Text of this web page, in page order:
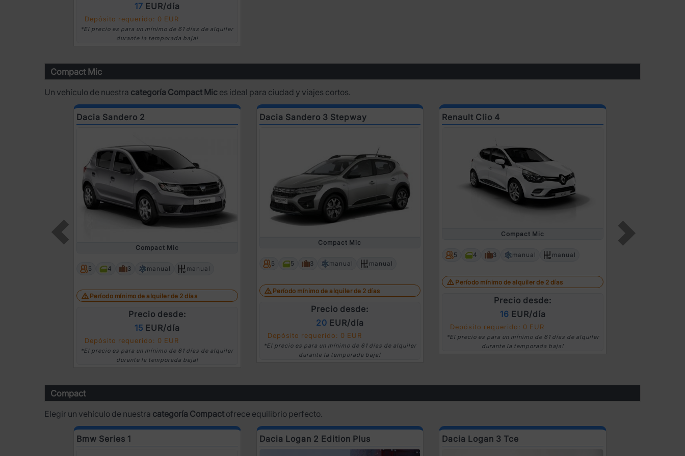
17 EUR/día
Depósito requerido: 0 EUR
*El precio es para un mínimo de 61 días de alquiler
durante la temporada baja!
Compact Mic
Un vehículo de nuestra categoría Compact Mic es ideal para ciudad y viajes cortos.
Dacia Sandero 2
Compact Mic
5 4 3 manual manual
Período mínimo de alquiler de 2 días
Precio desde:
15 EUR/día
Depósito requerido: 0 EUR
*El precio es para un mínimo de 61 días de alquiler
durante la temporada baja!
Dacia Sandero 3 Stepway
Compact Mic
5 5 3 manual manual
Período mínimo de alquiler de 2 días
Precio desde:
20 EUR/día
Depósito requerido: 0 EUR
*El precio es para un mínimo de 61 días de alquiler
durante la temporada baja!
Renault Clio 4
Compact Mic
5 4 3 manual manual
Período mínimo de alquiler de 2 días
Precio desde:
16 EUR/día
Depósito requerido: 0 EUR
*El precio es para un mínimo de 61 días de alquiler
durante la temporada baja!
Prev
Compact
Elegir un vehículo de nuestra categoría Compact ofrece equilibrio perfecto.
Bmw Series 1 Dacia Logan 2 Edition Plus Dacia Logan 3 Tce